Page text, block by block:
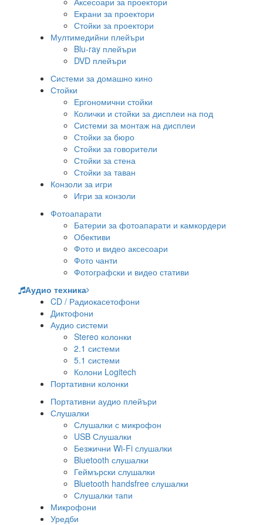
Екрани за проектори
Стойки за проектори
Мултимедийни плейъри
Blu-ray плейъри
DVD плейъри
Системи за домашно кино
Стойки
Ергономични стойки
Колички и стойки за дисплеи на под
Системи за монтаж на дисплеи
Стойки за бюро
Стойки за говорители
Стойки за стена
Стойки за таван
Конзоли за игри
Игри за конзоли
Фотоапарати
Батерии за фотоапарати и камкордери
Обективи
Фото и видео аксесоари
Фото чанти
Фотографски и видео стативи
Аудио техника
CD / Радиокасетофони
Диктофони
Аудио системи
Stereo колонки
2.1 системи
5.1 системи
Колони Logitech
Портативни колонки
Портативни аудио плейъри
Слушалки
Слушалки с микрофон
USB Слушалки
Безжични Wi-Fi слушалки
Bluetooth слушалки
Геймърски слушалки
Bluetooth handsfree слушалки
Слушалки тапи
Микрофони
Уредби